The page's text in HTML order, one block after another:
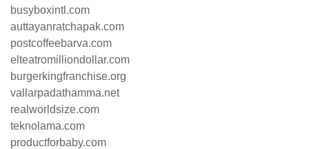
busyboxintl.com
auttayanratchapak.com
postcoffeebarva.com
elteatromilliondollar.com
burgerkingfranchise.org
vallarpadathamma.net
realworldsize.com
teknolama.com
productforbaby.com